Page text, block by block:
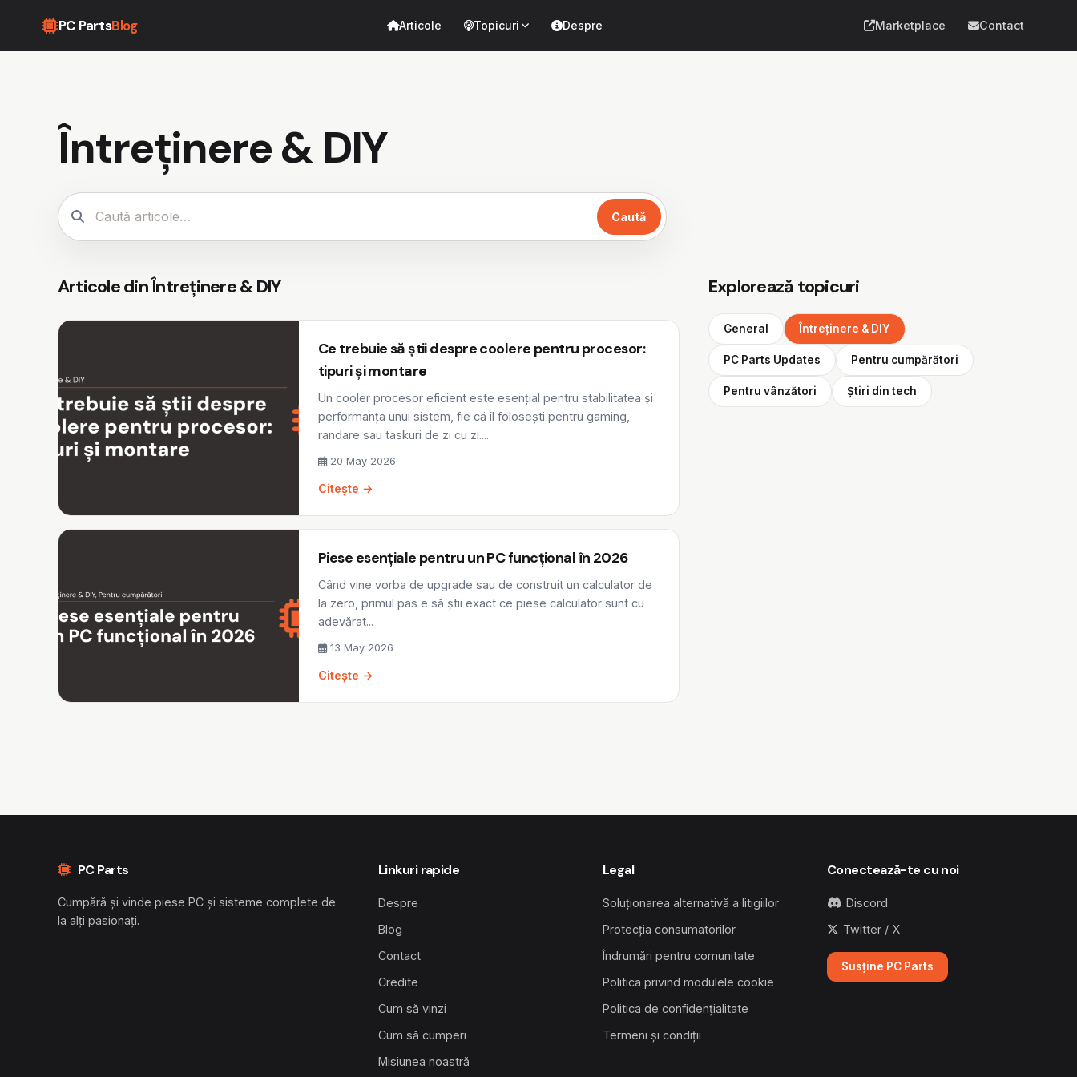
PC PartsBlog Articole Topicuri Despre Marketplace Contact
Întreținere & DIY
Caută articole
Caută
Articole din Întreținere & DIY
Ce trebuie să știi despre coolere pentru procesor:
tipuri și montare
Un cooler procesor eficient este esențial pentru stabilitatea și
performanța unui sistem, fie că îl folosești pentru gaming,
randare sau taskuri de zi cu zi....
20 May 2026
Citește →
Piese esențiale pentru un PC funcțional în 2026
Când vine vorba de upgrade sau de construit un calculator de
la zero, primul pas e să știi exact ce piese calculator sunt cu
adevărat...
13 May 2026
Citește →
Explorează topicuri
General Întreținere & DIY
PC Parts Updates Pentru cumpărători
Pentru vânzători Știri din tech
PC Parts
Cumpără și vinde piese PC și sisteme complete de
la alți pasionați.
Linkuri rapide
Despre
Blog
Contact
Credite
Cum să vinzi
Cum să cumperi
Misiunea noastră
Legal
Soluționarea alternativă a litigiilor
Protecția consumatorilor
Îndrumări pentru comunitate
Politica privind modulele cookie
Politica de confidențialitate
Termeni și condiții
Conectează-te cu noi
Discord
Twitter / X
Susține PC Parts